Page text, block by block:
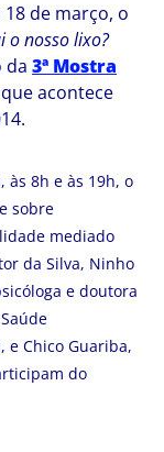
18 de março, o
o nosso lixo?
da 3ª Mostra
acontece
às 8h e às 19h, o
sobre
mediado
da Silva, Ninho
e doutora
e Chico Guariba,
do